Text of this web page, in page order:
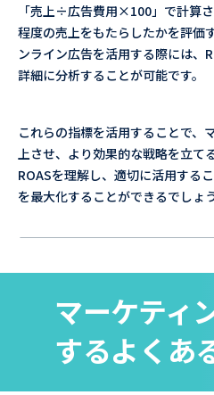
「売上÷広告費用×100」で計算
程度の売上をもたらしたかを評価
ンライン広告を活用する際には、
詳細に分析することが可能です。
これらの指標を活用することで、
上させ、より効果的な戦略を立て
ROASを理解し、適切に活用する
を最大化することができるでしょう
マーケティ
するよくあ